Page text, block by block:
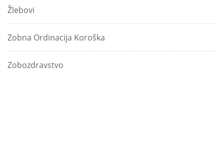
Žlebovi
Zobna Ordinacija Koroška
Zobozdravstvo